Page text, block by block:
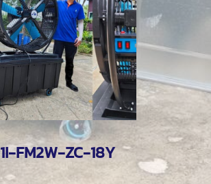
1I-FM2W-ZC-18Y